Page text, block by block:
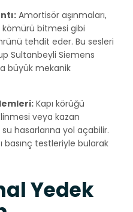
Amortisör aşınmaları,
bitmesi gibi
tehdit eder. Bu sesleri
Sultanbeyli Siemens
büyük mekanik
Kapı körüğü
veya kazan
hasarlarına yol açabilir.
basınç testleriyle bularak
Yedek